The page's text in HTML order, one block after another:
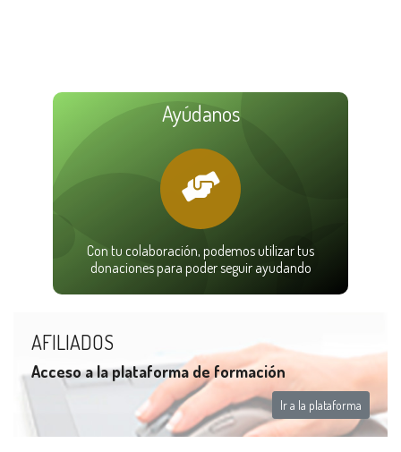
Ayúdanos
Con tu colaboración, podemos utilizar tus
donaciones para poder seguir ayudando
AFILIADOS
Acceso a la plataforma de formación
Ir a la plataforma